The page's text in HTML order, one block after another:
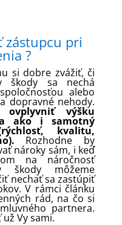
zástupcu pri
?
si dobre zvážiť, či
škody sa nechá
alebo
dopravné nehody.
ovplyvniť výšku
ako i samotný
kvalitu,
Rozhodne by
nároky sám, i keď
na náročnosť
škody môžeme
nechať sa zastúpiť
V rámci článku
rád, na čo si
partnera.
Vy sami.